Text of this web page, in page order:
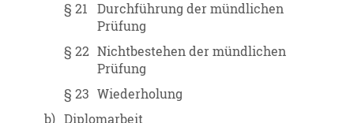
§ 21
Durchführung der mündlichen
Prüfung
§ 22 Nichtbestehen der mündlichen
Prüfung
§ 23 Wiederholung
b) Diplomarbeit